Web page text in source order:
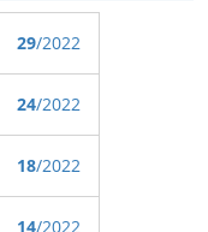
29/2022
24/2022
18/2022
14/2022